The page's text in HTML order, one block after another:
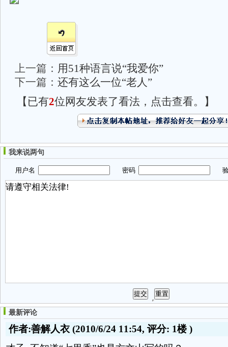
上一篇： 用51种语言说“我爱你”
下一篇： 还有这么一位“老人”
【已有2位网友发表了看法，点击查看。】
我来说两句
用户名 密码 验
最新评论
作者:善解人衣 (2010/6/24 11:54, 评分: 1楼)